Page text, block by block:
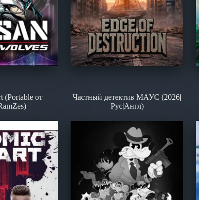
(Portable от
Частный детектив МАУС (2026|
Рус|Англ)